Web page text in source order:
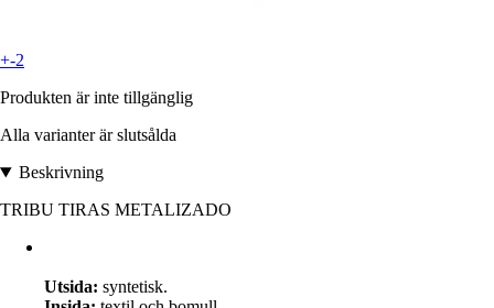
+-2
Produkten är inte tillgänglig
Alla varianter är slutsålda
Beskrivning
TRIBU TIRAS METALIZADO
Utsida: syntetisk.